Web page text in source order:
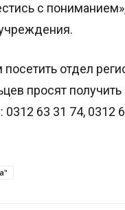
с
отдел
просят
0312 63 31 74, 0312